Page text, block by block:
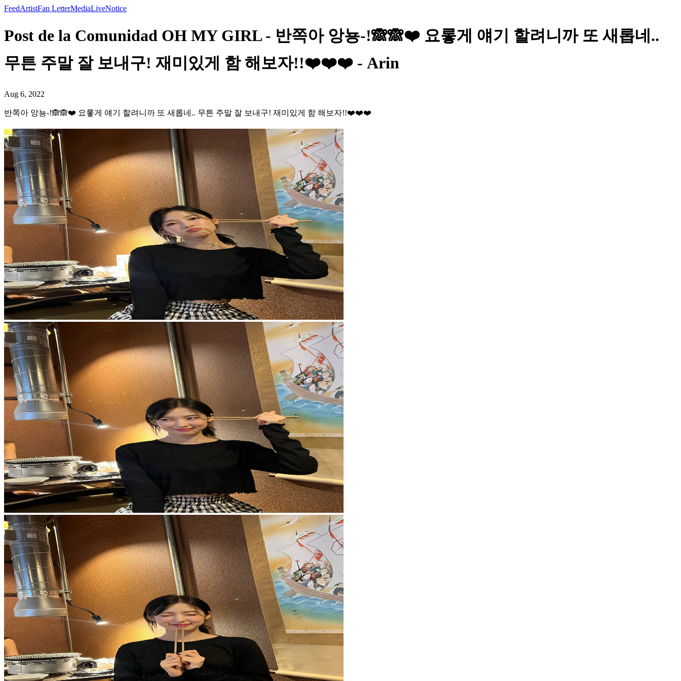
FeedArtistFan LetterMediaLiveNotice
Post de la Comunidad OH MY GIRL - 반쪽아 앙뇽-!🙈🙈❤️ 요롷게 얘기 할려니까 또 새롭네..
무튼 주말 잘 보내구! 재미있게 함 해보자!!❤️❤️❤️ - Arin
Aug 6, 2022
반쪽아 앙뇽-!🙈🙈❤️ 요롷게 얘기 할려니까 또 새롭네.. 무튼 주말 잘 보내구! 재미있게 함 해보자!!❤️❤️❤️